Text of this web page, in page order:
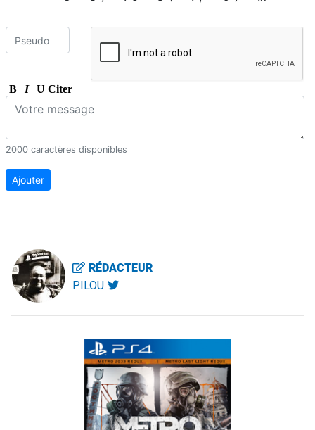
RÉDACTEUR
PILOU
B I U Citer
2000 caractères disponibles
Ajouter